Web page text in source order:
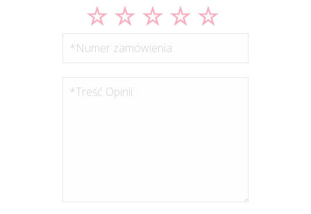
*Numer zamówienia:
*Treść Opinii: